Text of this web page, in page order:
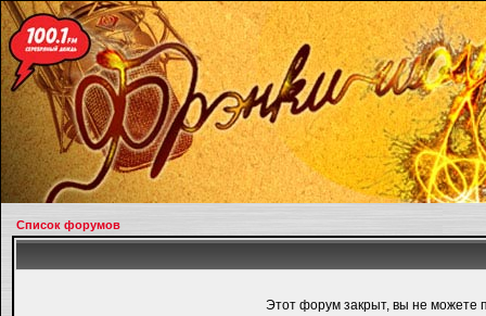
Список форумов
Этот форум закрыт, вы не можете